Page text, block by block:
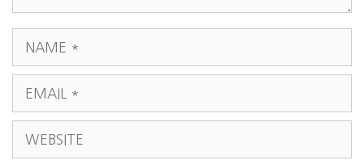
NAME
EMAIL
WEBSITE